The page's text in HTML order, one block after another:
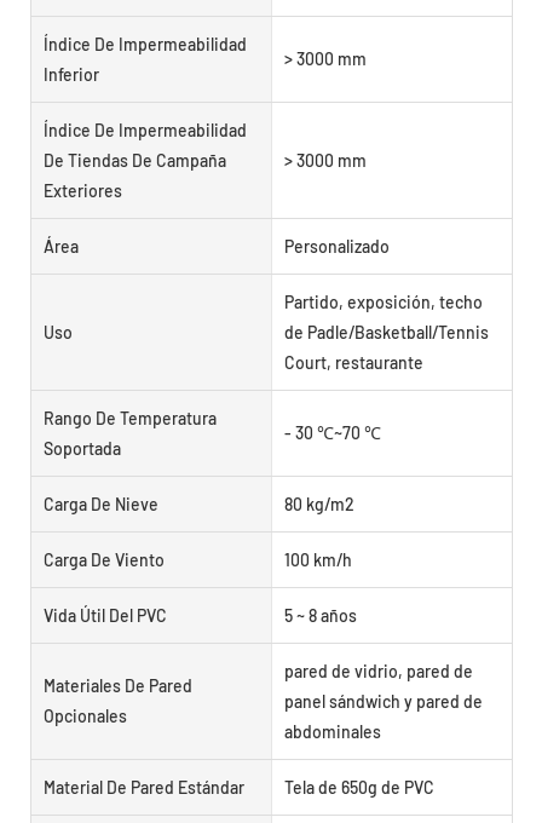
Índice De Impermeabilidad
Inferior
> 3000 mm
Índice De Impermeabilidad
De Tiendas De Campaña
Exteriores
> 3000 mm
Área Personalizado
Uso
Partido, exposición, techo
de Padle/Basketball/Tennis
Court, restaurante
Rango De Temperatura
Soportada
- 30 ℃~70 ℃
Carga De Nieve 80 kg/m2
Carga De Viento 100 km/h
Vida Útil Del PVC 5 ~ 8 años
Materiales De Pared
Opcionales
pared de vidrio, pared de
panel sándwich y pared de
abdominales
Material De Pared Estándar Tela de 650g de PVC